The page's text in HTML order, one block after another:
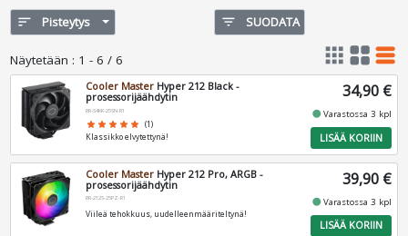
sort Pisteytys filter_list SUODATA
Näytetään : 1 - 6 / 6 apps grid_view table_rows
Cooler Master Hyper 212 Black -
prosessorijäähdytin
RR-S4KK-25SN-R1
star star star star star (1)
Klassikko elvytettynä!
34,90 €
fiber_manual_recordVarastossa 3 kpl
LISÄÄ KORIIN
Cooler Master Hyper 212 Pro, ARGB -
prosessorijäähdytin
RR-212S-25PZ-R1
Viileä tehokkuus, uudelleenmääriteltynä!
39,90 €
fiber_manual_recordVarastossa 3 kpl
LISÄÄ KORIIN